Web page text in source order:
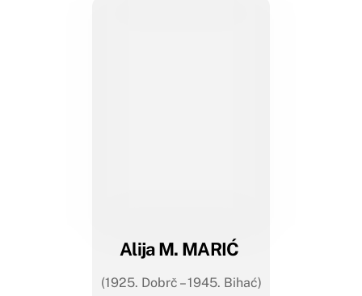
Alija M. MARIĆ
(1925. Dobrč – 1945. Bihać)